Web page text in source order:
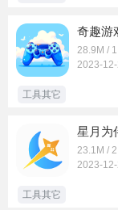
奇趣游
28.9M /
2023-
工具其它
星月为
23.1M /
2023-
工具其它